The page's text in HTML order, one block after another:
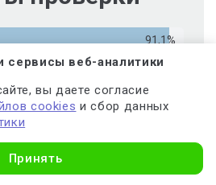
91,1%
3,7%
сервисы веб-аналитики
вы даете согласие
cookies и сбор данных
Принять